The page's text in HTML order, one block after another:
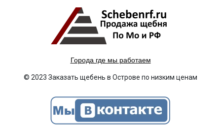
Города где мы работаем
© 2023 Заказать щебень в Острове по низким ценам